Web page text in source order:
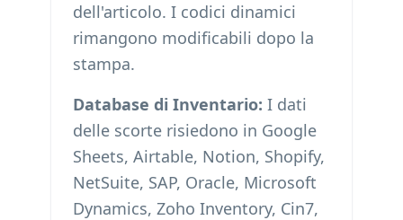
dell'articolo. I codici dinamici
rimangono modificabili dopo la
stampa.
Database di Inventario: I dati
delle scorte risiedono in Google
Sheets, Airtable, Notion, Shopify,
NetSuite, SAP, Oracle, Microsoft
Dynamics, Zoho Inventory, Cin7,